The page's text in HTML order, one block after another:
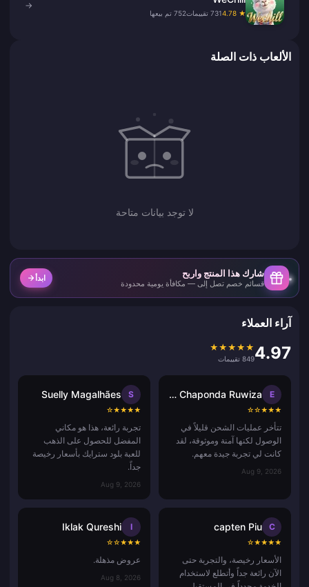
★ 4.78 731 تقييمات 752 تم بيعها
→
الألعاب ذات الصلة
لا توجد بيانات متاحة
شارك هذا المنتج واربح
قسائم خصم تصل إلى — مكافأة يومية محدودة
ابدأ
آراء العملاء
4.97
★
★
★
★
★
849 تقييمات
E
Ennie Brenda Chaponda Ruwiza
★
★
★
☆
☆
تتأخر عمليات الشحن قليلاً في
الوصول لكنها آمنة وموثوقة، لقد
كانت لي تجربة جيدة معهم.
Aug 9, 2026
S
Suelly Magalhães
★
★
★
★
☆
تجربة رائعة، هذا هو مكاني
المفضل للحصول على الذهب
للعبة بلود سترايك بأسعار رخيصة
جداً.
Aug 9, 2026
C
capten Piu
★
★
★
★
☆
الأسعار رخيصة، والتجربة حتى
الآن رائعة جداً وأتطلع لاستخدام
I
Iklak Qureshi
★
★
★
☆
☆
عروض مذهلة.
Aug 8, 2026